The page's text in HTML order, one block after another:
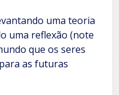
uma teoria
uma reflexão (note
que os seres
as futuras